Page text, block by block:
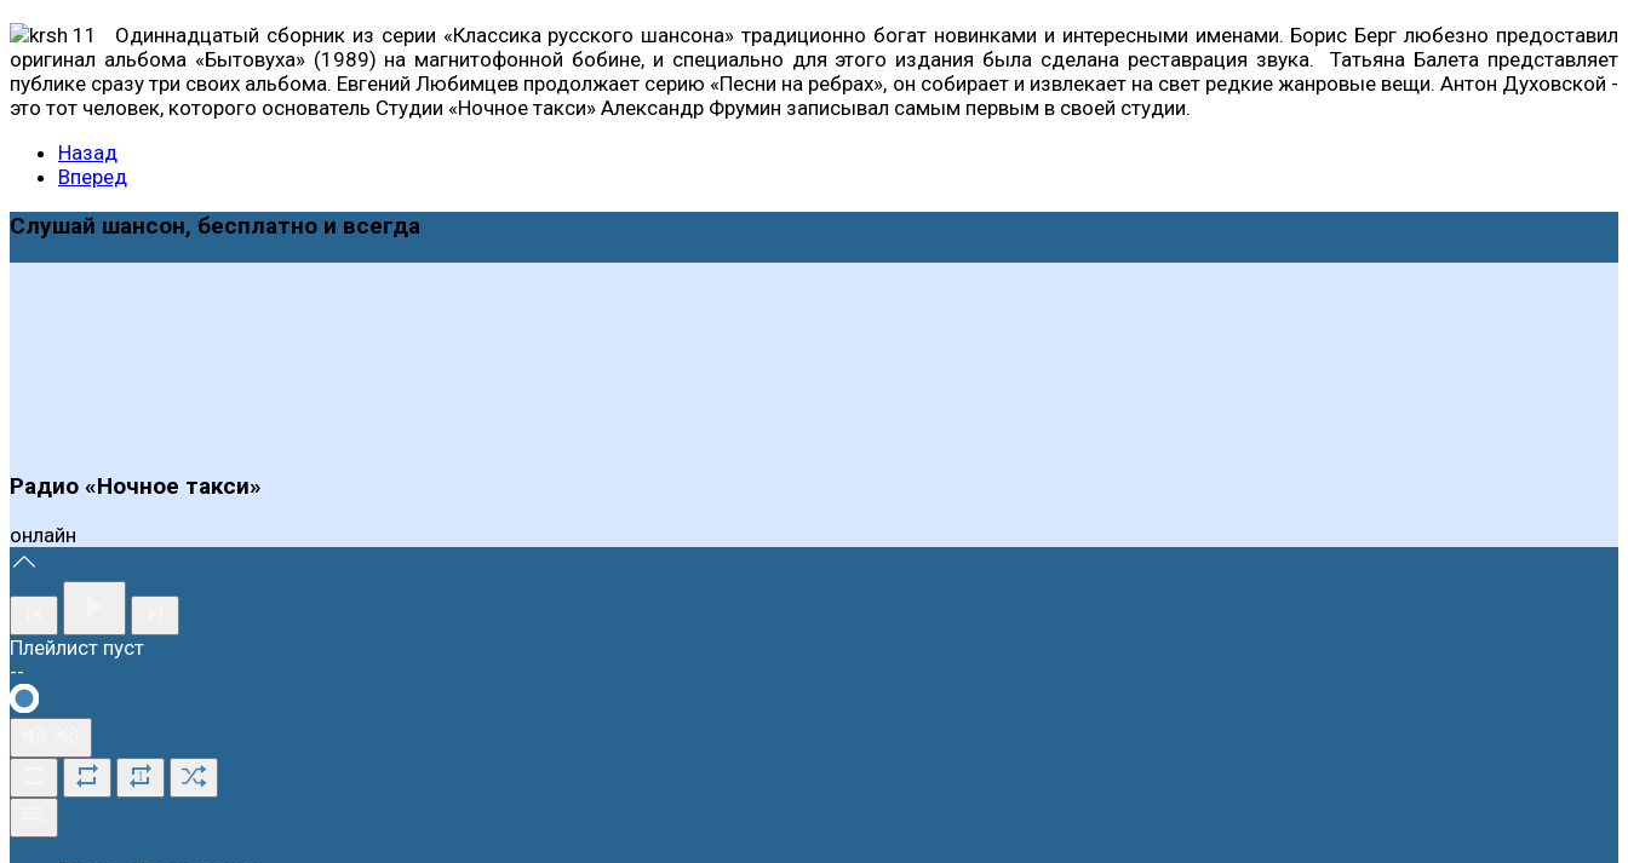
Одиннадцатый сборник из серии «Классика русского шансона» традиционно богат новинками и интересными именами. Борис Берг любезно предоставил
оригинал альбома «Бытовуха» (1989) на магнитофонной бобине, и специально для этого издания была сделана реставрация звука. Татьяна Балета представляет
публике сразу три своих альбома. Евгений Любимцев продолжает серию «Песни на ребрах», он собирает и извлекает на свет редкие жанровые вещи. Антон Духовской -
это тот человек, которого основатель Студии «Ночное такси» Александр Фрумин записывал самым первым в своей студии.
Назад
Вперед
Слушай шансон, бесплатно и всегда
Радио «Ночное такси»
онлайн
Плейлист пуст
--
1